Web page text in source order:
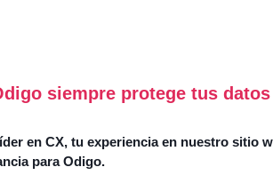
siempre protege tus
en CX, tu experiencia en nuestro sitio
para Odigo.
Stories